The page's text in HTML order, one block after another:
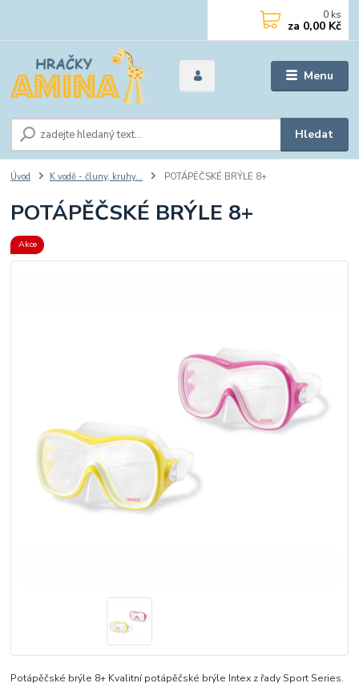
Menu
Hledat
0 ks
za 0,00 Kč
Úvod K vodě - čluny, kruhy... POTÁPĚČSKÉ BRÝLE 8+
POTÁPĚČSKÉ BRÝLE 8+
Akce
Potápěčské brýle 8+ Kvalitní potápěčské brýle Intex z řady Sport Series.